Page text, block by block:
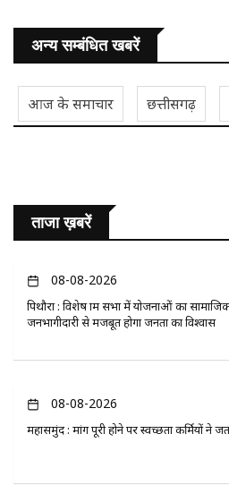
अन्य सम्बंधित खबरें
आज के समाचार छत्तीसगढ़
ताजा ख़बरें
08-08-2026
पिथौरा : विशेष ग्राम सभा में योजनाओं का
जनभागीदारी से मजबूत होगा जनता का विश्वास
08-08-2026
महासमुंद : मांग पूरी होने पर स्वच्छता कर्मियों ने